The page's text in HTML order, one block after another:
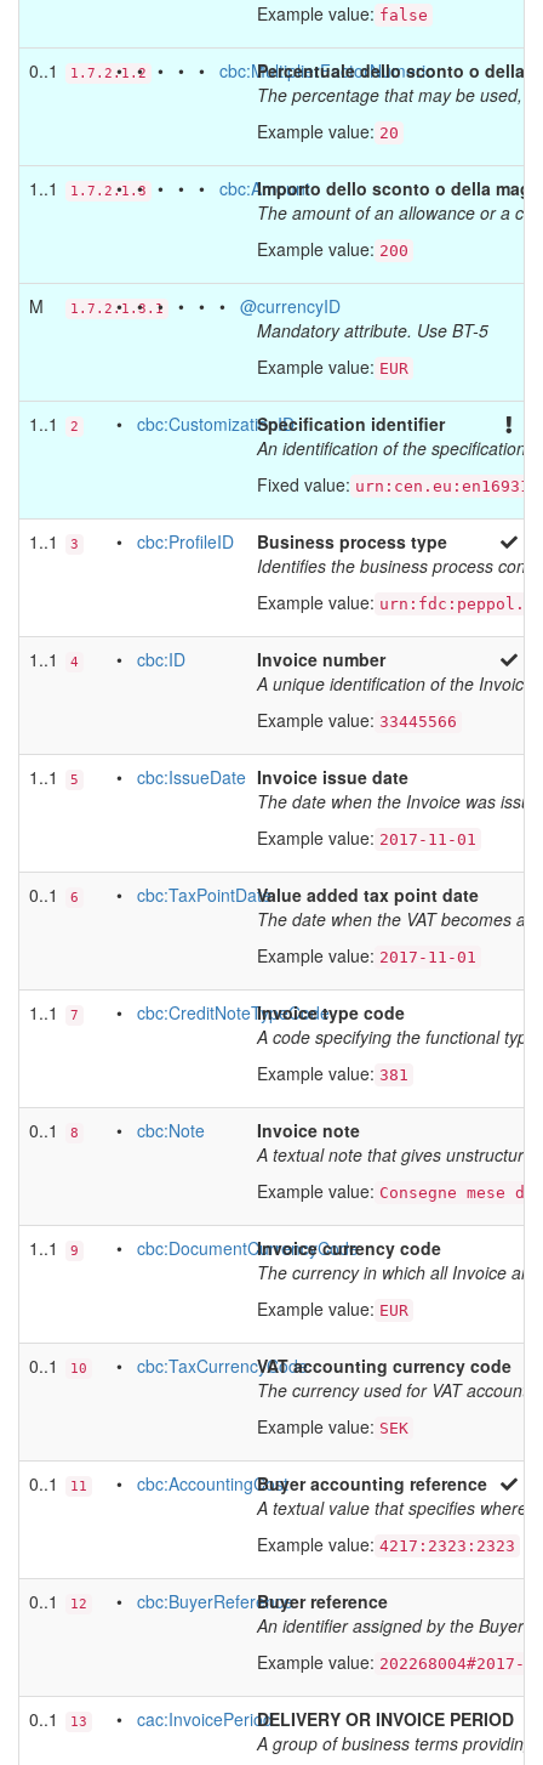
Example value: false
0..1 1.7.2.1.2• • • • • cbc:MultiplierFactorNumeric
Percentuale dello sconto o della
The percentage that may be used,
Example value: 20
1..1 1.7.2.1.3• • • • • cbc:Amount
Importo dello sconto o della
The amount of an allowance or a
Example value: 200
M 1.7.2.1.3.1• • • • • • @currencyID
Mandatory attribute. Use BT-5
Example value: EUR
1..1 2 • cbc:CustomizationIDSpecification identifier
An identification of the specification
Fixed value:
1..1 3 • cbc:ProfileID
Business process type
Identifies the business process
Example value:
1..1 4 • cbc:ID
Invoice number
A unique identification of the
Example value: 33445566
1..1 5 • cbc:IssueDate Invoice issue date
The date when the Invoice was
Example value: 2017-11-01
0..1 6 • cbc:TaxPointDateValue added tax point date
The date when the VAT becomes
Example value: 2017-11-01
1..1 7 • cbc:CreditNoteTypeCodeInvoice type code
A code specifying the functional
Example value: 381
0..1 8 • cbc:Note
Invoice note
A textual note that gives
Example value: Consegne mese di
1..1 9 • cbc:DocumentCurrencyCode
Invoice currency code
The currency in which all Invoice
Example value: EUR
0..1 10 • cbc:TaxCurrencyCodeVAT accounting currency code
The currency used for VAT
Example value: SEK
0..1 11 • cbc:AccountingCostBuyer accounting reference
A textual value that specifies where
Example value: 4217:2323:2323
0..1 12 • cbc:BuyerReferenceBuyer reference
An identifier assigned by the Buyer
Example value: 202268004#2017-
0..1 13 • cac:InvoicePeriodDELIVERY OR INVOICE PERIOD
A group of business terms